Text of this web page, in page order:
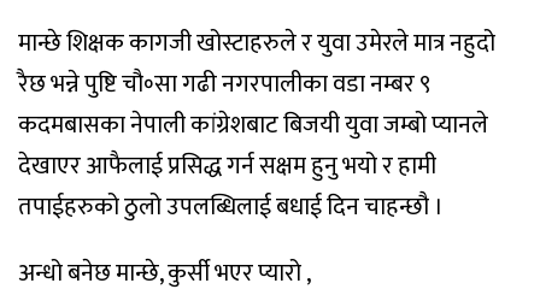
मान्छे शिक्षक कागजी खोस्टाहरुले र युवा उमेरले मात्र नहुदो
रैछ भन्ने पुष्टि चौ॰सा गढी नगरपालीका वडा नम्बर ९
कदमबासका नेपाली कांग्रेशबाट बिजयी युवा जम्बो प्यानले
देखाएर आफैलाई प्रसिद्ध गर्न सक्षम हुनु भयो र हामी
तपाईहरुको ठुलो उपलब्धिलाई बधाई दिन चाहन्छौ ।
अन्धो बनेछ मान्छे, कुर्सी भएर प्यारो ,